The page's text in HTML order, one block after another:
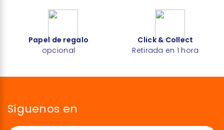
Papel de regalo
opcional
Click & Collect
Retirada en 1 hora
Síguenos en